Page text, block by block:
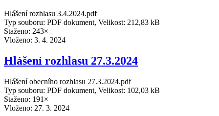
Hlášení rozhlasu 3.4.2024.pdf
Typ souboru: PDF dokument, Velikost: 212,83 kB
Staženo: 243×
Vloženo: 3. 4. 2024
Hlášení rozhlasu 27.3.2024
Hlášení obecního rozhlasu 27.3.2024.pdf
Typ souboru: PDF dokument, Velikost: 102,03 kB
Staženo: 191×
Vloženo: 27. 3. 2024